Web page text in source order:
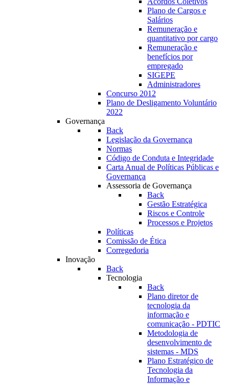
Plano de Cargos e
Salários
Remuneração e
quantitativo por cargo
Remuneração e
benefícios por
empregado
SIGEPE
Administradores
Concurso 2012
Plano de Desligamento Voluntário
2022
Governança
Back
Legislação da Governança
Normas
Código de Conduta e Integridade
Carta Anual de Políticas Públicas e
Governança
Assessoria de Governança
Back
Gestão Estratégica
Riscos e Controle
Processos e Projetos
Políticas
Comissão de Ética
Corregedoria
Inovação
Back
Tecnologia
Back
Plano diretor de
tecnologia da
informação e
comunicação - PDTIC
Metodologia de
desenvolvimento de
sistemas - MDS
Plano Estratégico de
Tecnologia da
Informação e